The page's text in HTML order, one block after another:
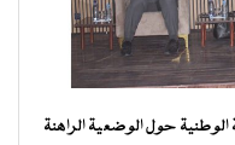
الوطنية حول الوضعية الراهنة